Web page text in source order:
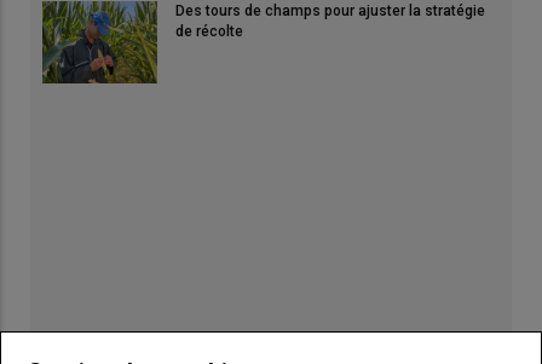
Des tours de champs pour ajuster la stratégie
de récolte